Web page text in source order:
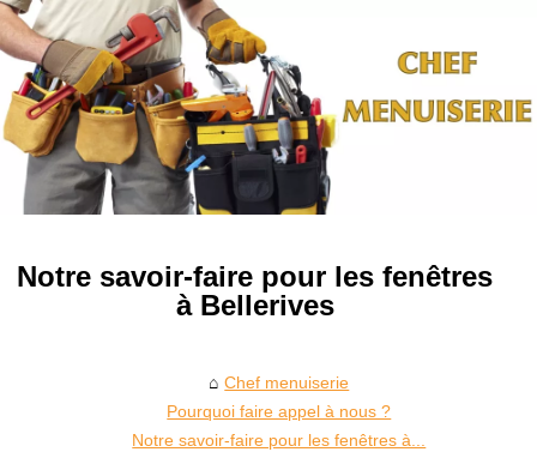
Notre savoir-faire pour les fenêtres
à Bellerives
Chef menuiserie
Pourquoi faire appel à nous ?
Notre savoir-faire pour les fenêtres à...